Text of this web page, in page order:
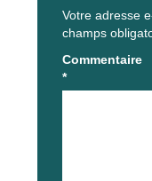
Votre adresse
champs
Commentaire
*